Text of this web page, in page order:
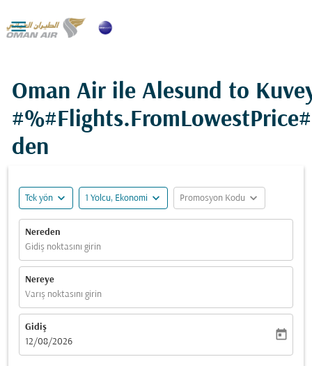

Oman Air ile Alesund to
den
Tek yön expand_more 1 Yolcu, Ekonomi expand_more Promosyon Kodu expand_more
Nereden
Gidiş noktasını girin
Nereye
Varış noktasını girin
Gidiş
fc-booking-departure-date-aria-label
12/08/2026
today